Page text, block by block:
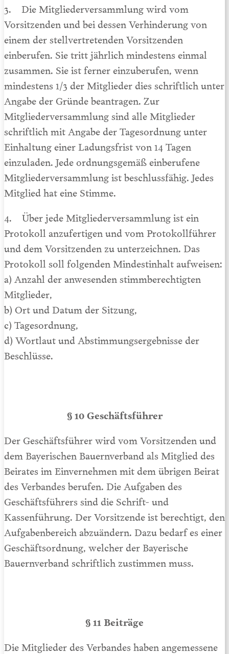
3. Die Mitgliederversammlung wird vom
Vorsitzenden und bei dessen Verhinderung von
einem der stellvertretenden Vorsitzenden
einberufen. Sie tritt jährlich mindestens einmal
zusammen. Sie ist ferner einzuberufen, wenn
mindestens 1/3 der Mitglieder dies schriftlich unter
Angabe der Gründe beantragen. Zur
Mitgliederversammlung sind alle Mitglieder
schriftlich mit Angabe der Tages­ordnung unter
Einhaltung einer Ladungsfrist von 14 Tagen
einzuladen. Jede ordnungsgemäß einberufene
Mitgliederversammlung ist beschlussfähig. Jedes
Mitglied hat eine Stimme.
4. Über jede Mitgliederversammlung ist ein
Protokoll anzufertigen und vom Protokollführer
und dem Vorsitzenden zu unterzeichnen. Das
Protokoll soll folgenden Mindestinhalt aufweisen:
a) Anzahl der anwesenden stimmberechtigten
Mitglieder,
b) Ort und Datum der Sitzung,
c) Tagesordnung,
d) Wortlaut und Abstimmungsergebnisse der
Beschlüsse.
§ 10 Geschäftsführer
Der Geschäftsführer wird vom Vorsitzenden und
dem Bayerischen Bauernverband als Mitglied des
Beirates im Einvernehmen mit dem übrigen Beirat
des Verbandes berufen. Die Aufgaben des
Geschäftsführers sind die Schrift- und
Kassenführung. Der Vorsitzende ist berechtigt, den
Aufgabenbereich abzuändern. Dazu bedarf es einer
Geschäftsordnung, welcher der Bayerische
Bauernverband schriftlich zustimmen muss.
§ 11 Beiträge
Die Mitglieder des Verbandes haben angemessene